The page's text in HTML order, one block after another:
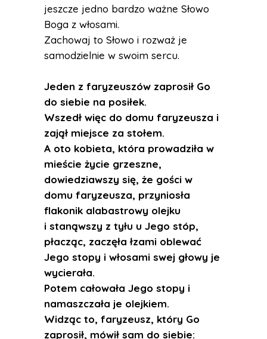
jeszcze jedno bardzo ważne Słowo
Boga z włosami.
Zachowaj to Słowo i rozważ je
samodzielnie w swoim sercu.
Jeden z faryzeuszów zaprosił Go
do siebie na posiłek.
Wszedł więc do domu faryzeusza i
zajął miejsce za stołem.
A oto kobieta, która prowadziła w
mieście życie grzeszne,
dowiedziawszy się, że gości w
domu faryzeusza, przyniosła
flakonik alabastrowy olejku
i stanąwszy z tyłu u Jego stóp,
płacząc, zaczęła łzami oblewać
Jego stopy i włosami swej głowy je
wycierała.
Potem całowała Jego stopy i
namaszczała je olejkiem.
Widząc to, faryzeusz, który Go
zaprosił, mówił sam do siebie: